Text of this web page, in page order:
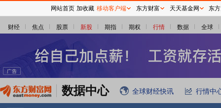
财经 焦点 股票 新股 期指 期权 行情 数据 全球
数据中心 全球财经快讯 行情中
网站首页 加收藏 移动客户端 东方财富 天天基金网 东